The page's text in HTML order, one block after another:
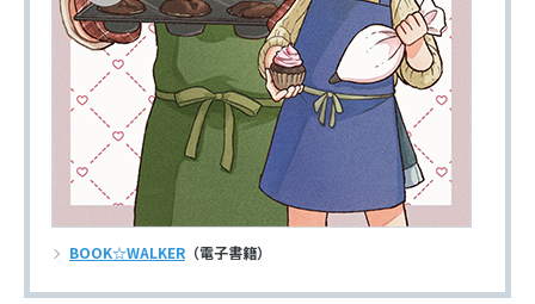
BOOK☆WALKER （電子書籍）